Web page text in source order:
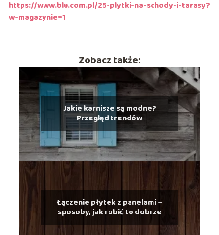
https://www.blu.com.pl/25-plytki-na-schody-i-tarasy?
w-magazynie=1
Zobacz także:
Jakie karnisze są modne?
Przegląd trendów
Łączenie płytek z panelami –
sposoby, jak robić to dobrze